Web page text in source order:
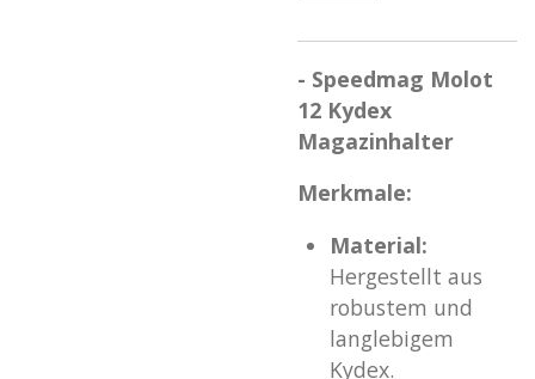
- Speedmag Molot
12 Kydex
Magazinhalter
Merkmale:
Material:
Hergestellt aus
robustem und
langlebigem
Kydex.